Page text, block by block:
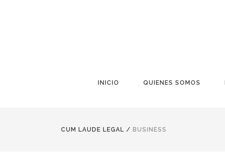
INICIO QUIENES SOMOS
CUM LAUDE LEGAL / BUSINESS